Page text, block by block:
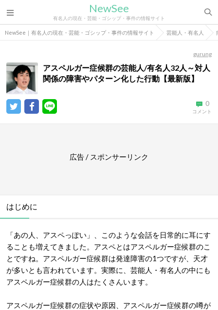
NewSee
有名人の現在・芸能・ゴシップ・事件の情報サイト
NewSee｜有名人の現在・芸能・ゴシップ・事件の情報サイト 芸能人・有名人
gurung
アスペルガー症候群の芸能人/有名人32人～対人
関係の障害やパターン化した行動【最新版】
0
コメント
広告 / スポンサーリンク
はじめに
「あの人、アスペっぽい」、このような会話を日常的に耳にす
ることも増えてきました。アスペとはアスペルガー症候群のこ
とですね。アスペルガー症候群は発達障害の1つですが、天才
が多いとも言われています。実際に、芸能人・有名人の中にも
アスペルガー症候群の人はたくさんいます。
アスペルガー症候群の症状や原因、アスペルガー症候群の噂が